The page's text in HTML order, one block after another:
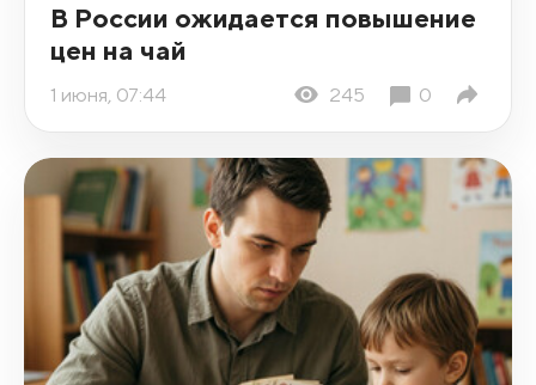
В России ожидается повышение
цен на чай
1 июня, 07:44 245 0